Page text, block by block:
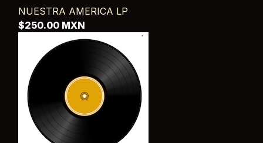
NUESTRA AMERICA LP
$250.00 MXN